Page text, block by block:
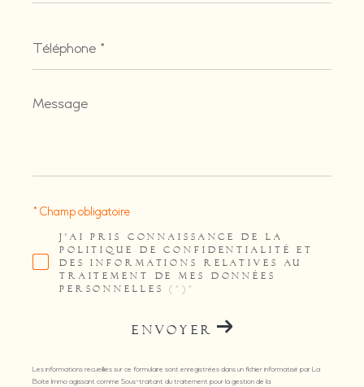
*
Message
*
J'AI PRIS CONNAISSANCE DE LA
POLITIQUE DE CONFIDENTIALITÉ ET
DES INFORMATIONS RELATIVES AU
TRAITEMENT DE MES DONNÉES
PERSONNELLES (*)*
* Champ obligatoire
ENVOYER
Les informations recueillies sur ce formulaire sont enregistrées dans un fichier informatisé par La
Boite Immo agissant comme Sous-traitant du traitement pour la gestion de la